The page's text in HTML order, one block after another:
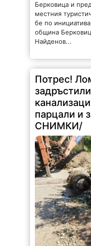
Берковица и
местния
бе по
община
Найденов...
Потрес!
задръстили
парцали и
СНИМКИ/